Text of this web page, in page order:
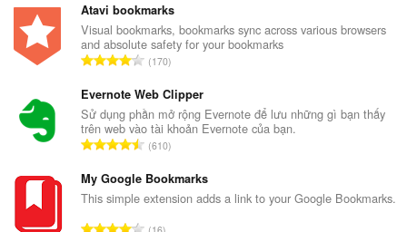
n
g
s
ố
ế
p
h
ạ
n
g
Atavi bookmarks
Visual bookmarks, bookmarks sync across various browsers
and absolute safety for your bookmarks
T
n
g
s
ố
ế
p
h
170
Evernote Web Clipper
Sử dụng phần mở rộng Evernote để lưu những gì bạn thấy
trên web vào tài khoản Evernote của bạn.
T
n
g
610
My Google Bookmarks
This simple extension adds a link to your Google Bookmarks.